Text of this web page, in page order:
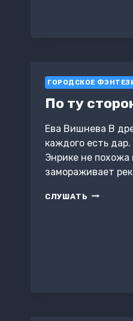
ГОРОДСКОЕ
По ту
Ева Вишнева В
каждого есть
Энрике не
замораживает
СЛУШАТЬ ПО